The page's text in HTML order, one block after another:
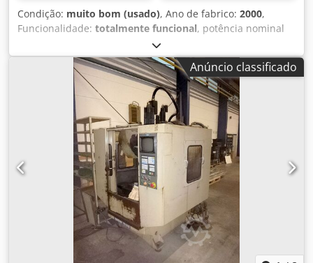
Condição: muito bom (usado), Ano de fabrico: 2000,
Funcionalidade: totalmente funcional, potência nominal
, número de fusos:
380 V, CNC BROTHER TC - 31A 3 EIXOS MESA ROTATIVA
COM ESTAÇÃO HIDRÁULICA SEM SISTEMA DE FILTRAGEM
DE VAPORES Codpfx Akoyh Rp Ij Eorf
Anúncio classificado